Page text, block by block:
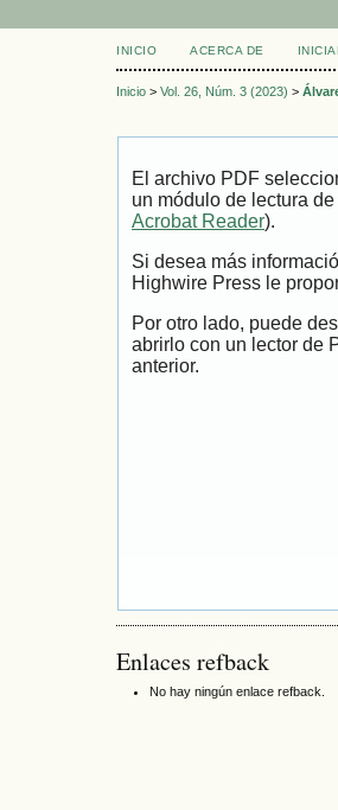
INICIO ACERCA DE
Inicio > Vol. 26, Núm. 3 (2023) >
El archivo PDF
un módulo de lectura
Acrobat Reader).
Si desea más
Highwire Press le
Por otro lado, puede
abrirlo con un lector de
anterior.
Enlaces refback
No hay ningún enlace refback.